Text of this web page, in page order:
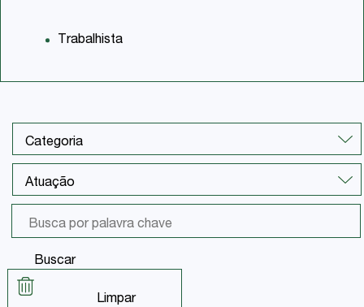
Trabalhista
Buscar
Limpar